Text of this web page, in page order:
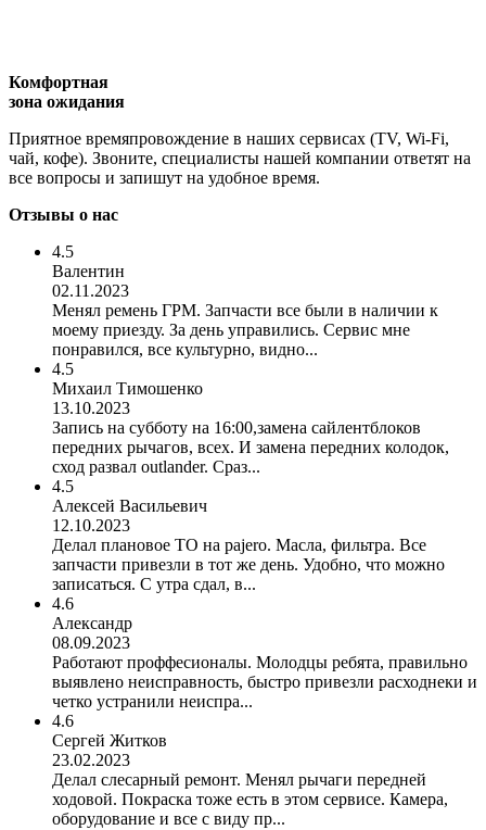
Комфортная
зона ожидания
Приятное времяпровождение в наших сервисах (TV, Wi-Fi,
чай, кофе). Звоните, специалисты нашей компании ответят на
все вопросы и запишут на удобное время.
Отзывы о нас
4.5
Валентин
02.11.2023
Менял ремень ГРМ. Запчасти все были в наличии к
моему приезду. За день управились. Сервис мне
понравился, все культурно, видно...
4.5
Михаил Тимошенко
13.10.2023
Запись на субботу на 16:00,замена сайлентблоков
передних рычагов, всех. И замена передних колодок,
сход развал outlander. Сраз...
4.5
Алексей Васильевич
12.10.2023
Делал плановое ТО на pajero. Масла, фильтра. Все
запчасти привезли в тот же день. Удобно, что можно
записаться. С утра сдал, в...
4.6
Александр
08.09.2023
Работают проффесионалы. Молодцы ребята, правильно
выявлено неисправность, быстро привезли расходнеки и
четко устранили неиспра...
4.6
Сергей Житков
23.02.2023
Делал слесарный ремонт. Менял рычаги передней
ходовой. Покраска тоже есть в этом сервисе. Камера,
оборудование и все с виду пр...